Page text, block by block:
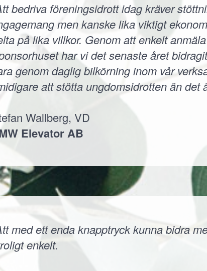
bedriva föreningsidrott idag kräver
men kanske lika viktigt
på lika villkor. Genom att enkelt
har vi det senaste året
genom daglig bilkörning inom vår
att stötta ungdomsidrotten än det
Wallberg, VD
Elevator AB
med ett enda knapptryck kunna bidra
enkelt.